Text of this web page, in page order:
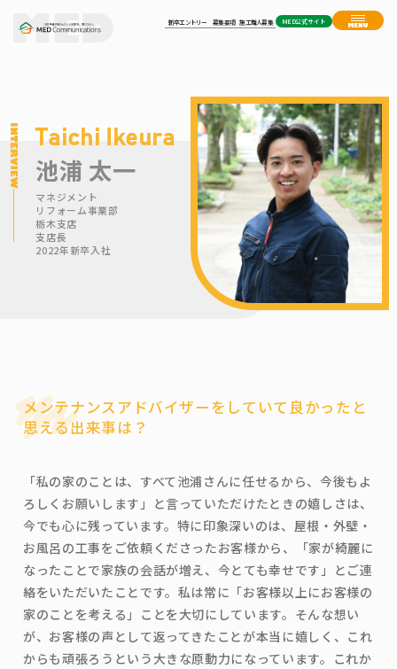
新卒エントリー 募集要項 施工職人募集 MED公式サイト
Taichi Ikeura
池浦 太一
マネジメント
リフォーム事業部
栃木支店
支店長
2022年新卒入社
メンテナンスアドバイザーをしていて良かったと
思える出来事は？
「私の家のことは、すべて池浦さんに任せるから、今後もよ
ろしくお願いします」と言っていただけたときの嬉しさは、
今でも心に残っています。特に印象深いのは、屋根・外壁・
お風呂の工事をご依頼くださったお客様から、「家が綺麗に
なったことで家族の会話が増え、今とても幸せです」とご連
絡をいただいたことです。私は常に「お客様以上にお客様の
家のことを考える」ことを大切にしています。そんな想い
が、お客様の声として返ってきたことが本当に嬉しく、これ
からも頑張ろうという大きな原動力になっています。これか